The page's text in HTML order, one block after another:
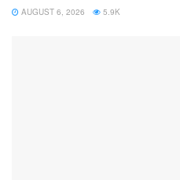
AUGUST 6, 2026 5.9K